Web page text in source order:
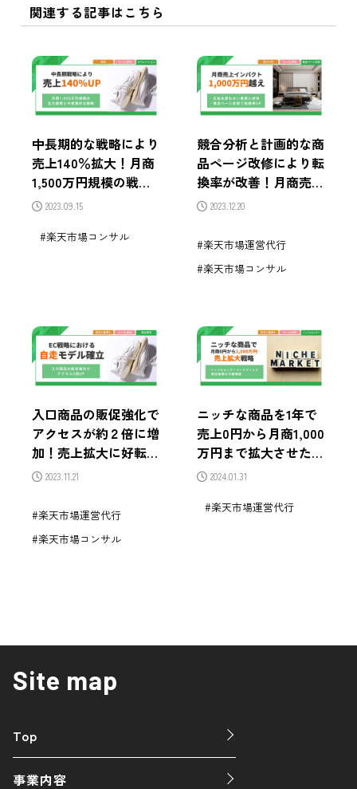
関連する記事はこちら
中長期的な戦略により
売上140％拡大！月商
1,500万円規模の戦略
とは？
2023.09.15
楽天市場コンサル
競合分析と計画的な商
品ページ改修により転
換率が改善！月商売上
インパクト1,000万円
2023.12.20
楽天市場運営代行
楽天市場コンサル
入口商品の販促強化で
アクセスが約２倍に増
加！売上拡大に好転し
自走モデルを作った成
2023.11.21
楽天市場運営代行
楽天市場コンサル
ニッチな商品を1年で
売上0円から月商1,000
万円まで拡大させた売
上拡大戦略
2024.01.31
楽天市場運営代行
Site map
Top
事業内容